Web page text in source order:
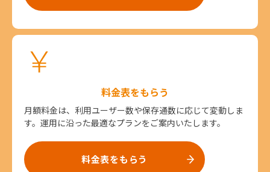
料金表をもらう
月額料金は、利用ユーザー数や保存通数に応じて変動しま
す。運用に沿った最適なプランをご案内いたします。
料金表をもらう